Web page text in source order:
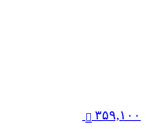
۳۵۹,۱۰۰